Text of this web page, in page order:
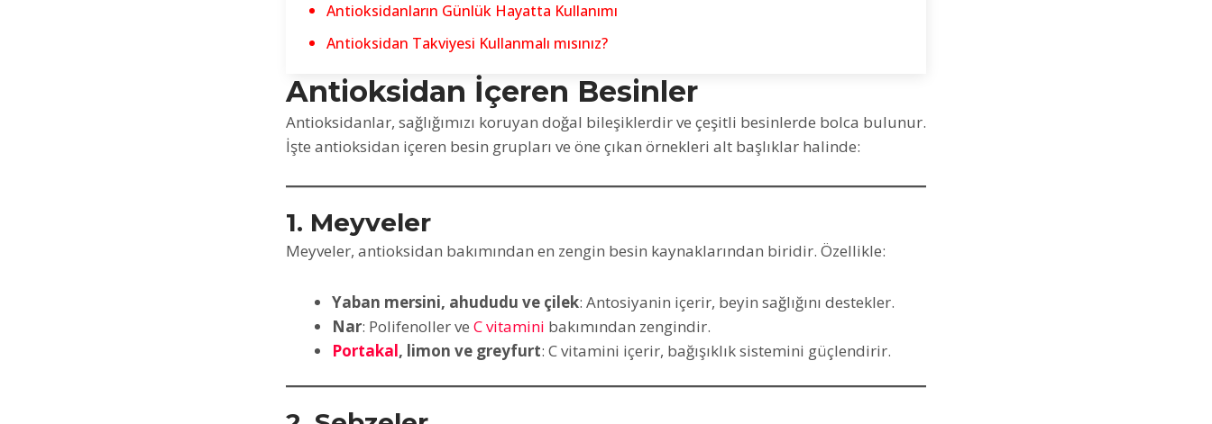
Antioksidanların Günlük Hayatta Kullanımı
Antioksidan Takviyesi Kullanmalı mısınız?
Antioksidan İçeren Besinler
Antioksidanlar, sağlığımızı koruyan doğal bileşiklerdir ve çeşitli besinlerde bolca bulunur.
İşte antioksidan içeren besin grupları ve öne çıkan örnekleri alt başlıklar halinde:
1. Meyveler
Meyveler, antioksidan bakımından en zengin besin kaynaklarından biridir. Özellikle:
Yaban mersini, ahududu ve çilek: Antosiyanin içerir, beyin sağlığını destekler.
Nar: Polifenoller ve C vitamini bakımından zengindir.
Portakal, limon ve greyfurt: C vitamini içerir, bağışıklık sistemini güçlendirir.